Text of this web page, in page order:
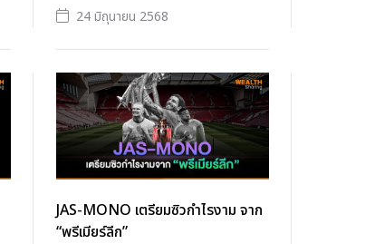
24 มิถุนายน 2568
JAS-MONO เตรียมซิวกำไรงาม จาก
“พรีเมียร์ลีก”